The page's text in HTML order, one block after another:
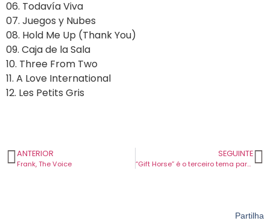
06. Todavía Viva
07. Juegos y Nubes
08. Hold Me Up (Thank You)
09. Caja de la Sala
10. Three From Two
11. A Love International
12. Les Petits Gris
ANTERIOR
Frank, The Voice
SEGUINTE
“Gift Horse” é o terceiro tema para o próximo disco dos Idles.
Partilha